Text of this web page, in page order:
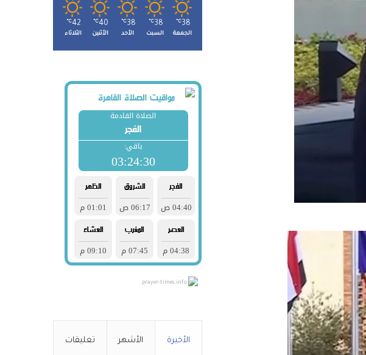
38
℃
الجمعة
38
℃
السبت
38
℃
الأحد
40
℃
الأثنين
42
℃
الثلاثاء
prayer-times.info
الأخيرة الأشهر تعليقات